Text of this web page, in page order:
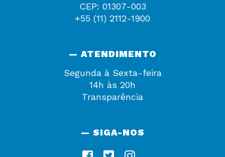
CEP: 01307-003
+55 (11) 2112-1900
— ATENDIMENTO
Segunda à Sexta-feira
14h às 20h
Transparência
— SIGA-NOS